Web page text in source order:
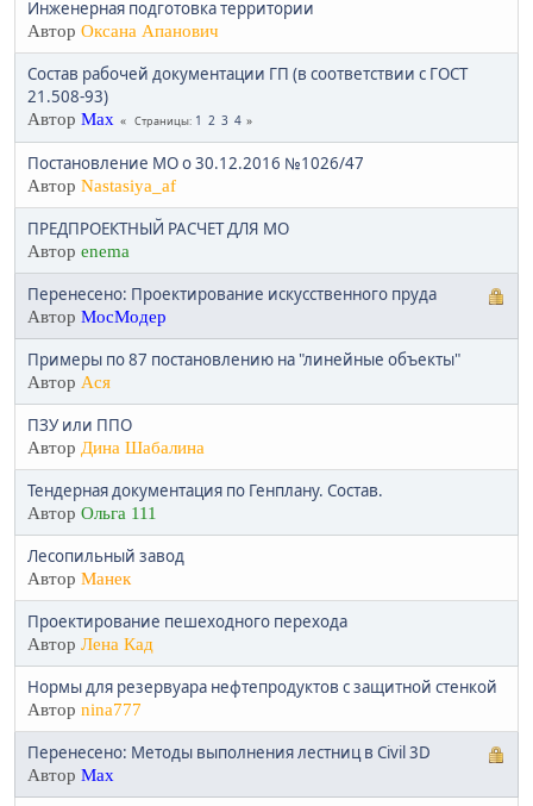
Инженерная подготовка территории
Автор Оксана Апанович
Состав рабочей документации ГП (в соответствии с ГОСТ
21.508-93)
Автор Max Страницы 1 2 3 4
Постановление МО о 30.12.2016 №1026/47
Автор Nastasiya_af
ПРЕДПРОЕКТНЫЙ РАСЧЕТ ДЛЯ МО
Автор enema
Перенесено: Проектирование искусственного пруда
Автор МосМодер
Примеры по 87 постановлению на "линейные объекты"
Автор Ася
ПЗУ или ППО
Автор Дина Шабалина
Тендерная документация по Генплану. Состав.
Автор Ольга 111
Лесопильный завод
Автор Манек
Проектирование пешеходного перехода
Автор Лена Кад
Нормы для резервуара нефтепродуктов с защитной стенкой
Автор nina777
Перенесено: Методы выполнения лестниц в Civil 3D
Автор Max